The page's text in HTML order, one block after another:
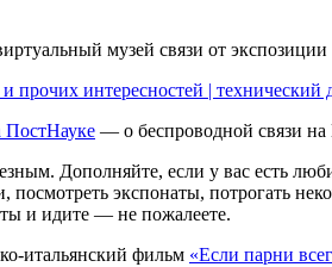
музей связи от
прочих интересностей |
ПостНауке — о беспроводной связи на
Дополняйте, если у вас есть
посмотреть экспонаты, потрогать
и идите — не пожалеете.
итальянский фильм «Если парни